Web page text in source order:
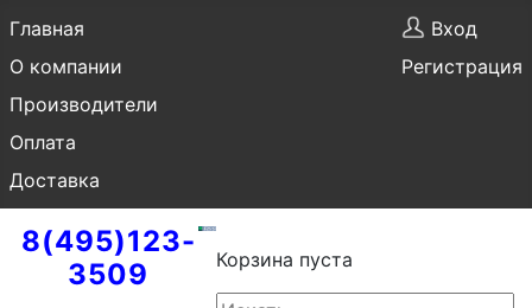
Главная
О компании
Производители
Оплата
Доставка
Вход
Регистрация
8(495)123-
3509
Корзина пуста